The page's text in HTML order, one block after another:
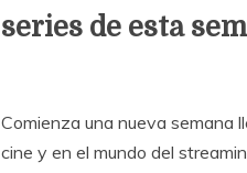
series de esta
Comienza una nueva semana
cine y en el mundo del